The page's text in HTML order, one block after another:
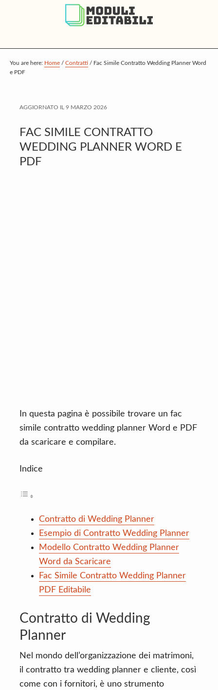
p
t
a
n
c
o
p
t
r
m
a
r
p
t
o
t
e
r
You are here: Home / Contratti / Fac Simile Contratto Wedding Planner Word
e PDF
AGGIORNATO IL 9 MARZO 2026
FAC SIMILE CONTRATTO
WEDDING PLANNER WORD E
PDF
In questa pagina è possibile trovare un fac
simile contratto wedding planner Word e PDF
da scaricare e compilare.
Indice
Contratto di Wedding Planner
Esempio di Contratto Wedding Planner
Modello Contratto Wedding Planner
Word da Scaricare
Fac Simile Contratto Wedding Planner
PDF Editabile
Contratto di Wedding
Planner
Nel mondo dell’organizzazione dei matrimoni,
il contratto tra wedding planner e cliente, così
come con i fornitori, è uno strumento